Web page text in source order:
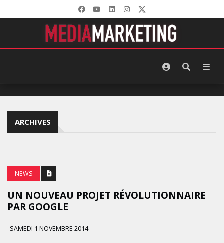
ARCHIVES
NEWS
UN NOUVEAU PROJET RÉVOLUTIONNAIRE
PAR GOOGLE
SAMEDI 1 NOVEMBRE 2014